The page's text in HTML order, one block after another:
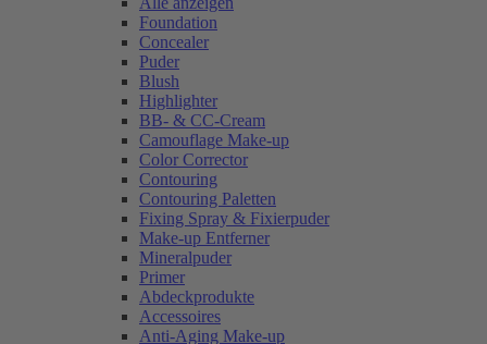
Foundation
Concealer
Puder
Blush
Highlighter
BB- & CC-Cream
Camouflage Make-up
Color Corrector
Contouring
Contouring Paletten
Fixing Spray & Fixierpuder
Make-up Entferner
Mineralpuder
Primer
Abdeckprodukte
Accessoires
Anti-Aging Make-up